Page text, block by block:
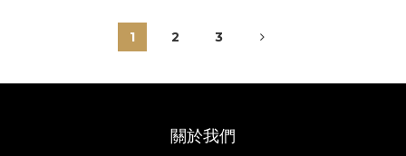
1 2 3
關於我們